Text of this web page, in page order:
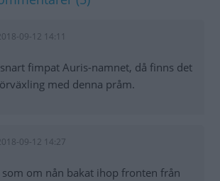
09-12 14:11
fimpat Auris-namnet, då finns det
med denna pråm.
09-12 14:27
om nån bakat ihop fronten från